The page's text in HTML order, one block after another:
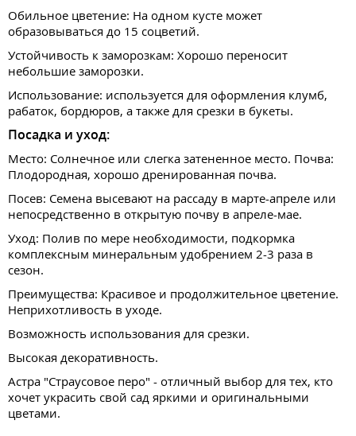
Обильное цветение: На одном кусте может
образовываться до 15 соцветий.
Устойчивость к заморозкам: Хорошо переносит
небольшие заморозки.
Использование: используется для оформления клумб,
рабаток, бордюров, а также для срезки в букеты.
Посадка и уход:
Место: Солнечное или слегка затененное место. Почва:
Плодородная, хорошо дренированная почва.
Посев: Семена высевают на рассаду в марте-апреле или
непосредственно в открытую почву в апреле-мае.
Уход: Полив по мере необходимости, подкормка
комплексным минеральным удобрением 2-3 раза в
сезон.
Преимущества: Красивое и продолжительное цветение.
Неприхотливость в уходе.
Возможность использования для срезки.
Высокая декоративность.
Астра "Страусовое перо" - отличный выбор для тех, кто
хочет украсить свой сад яркими и оригинальными
цветами.